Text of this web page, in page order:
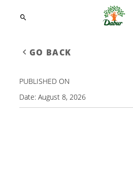
GO BACK
PUBLISHED ON
Date:August 8, 2026